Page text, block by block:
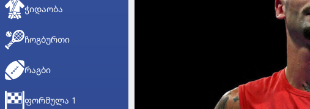
ᲭᲘᲓᲐᲝᲑᲐ
ᲩᲝᲒᲑᲣᲠᲗᲘ
ᲠᲐᲒᲑᲘ
ᲤᲝᲠᲛᲣᲚᲐ 1